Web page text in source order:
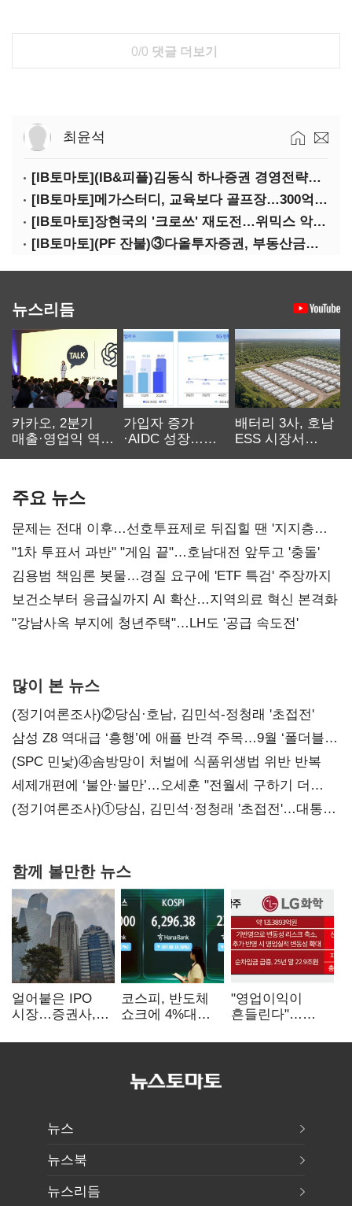
0/0 댓글 더보기
최윤석
[IB토마토](IB&피플)김동식 하나증권 경영전략본부장
[IB토마토]메가스터디, 교육보다 골프장…300억 대여 뒤 보증 리스크
[IB토마토]장현국의 '크로쓰' 재도전…위믹스 악몽 지울 수 있나
[IB토마토](PF 잔불)③다올투자증권, 부동산금융 줄였지만 정상화는 진행형
뉴스리듬
카카오, 2분기
매출·영업익 역대
가입자 증가
·AIDC 성장…
배터리 3사, 호남
ESS 시장서
주요 뉴스
문제는 전대 이후…선호투표제로 뒤집힐 땐 '지지층
불복'
"1차 투표서 과반" "게임 끝"…호남대전 앞두고 '충돌'
김용범 책임론 봇물…경질 요구에 'ETF 특검' 주장까지
보건소부터 응급실까지 AI 확산…지역의료 혁신 본격화
"강남사옥 부지에 청년주택"…LH도 '공급 속도전'
많이 본 뉴스
(정기여론조사)②당심·호남, 김민석-정청래 '초접전'
삼성 Z8 역대급 ‘흥행’에 애플 반격 주목…9월 ‘폴더블
대전’
(SPC 민낯)④솜방망이 처벌에 식품위생법 위반 반복
세제개편에 ‘불안·불만’…오세훈 "전월세 구하기 더
힘들어질 것"
(정기여론조사)①당심, 김민석·정청래 '초접전'…대통령
함께 볼만한 뉴스
얼어붙은 IPO
시장…증권사,
전쟁' 기대
코스피, 반도체
쇼크에 4%대
5거래일째 상승
"영업이익이
흔들린다"…
18에 취약
뉴스
뉴스북
뉴스리듬